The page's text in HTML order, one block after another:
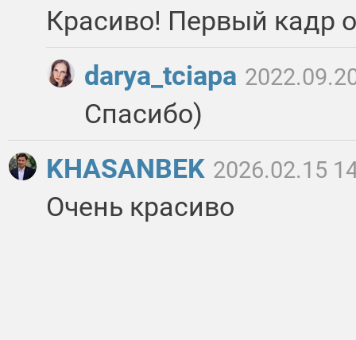
Красиво! Первый кадр
darya_tciapa
Спасибо)
KHASANBEK 2026.02.15
Очень красиво